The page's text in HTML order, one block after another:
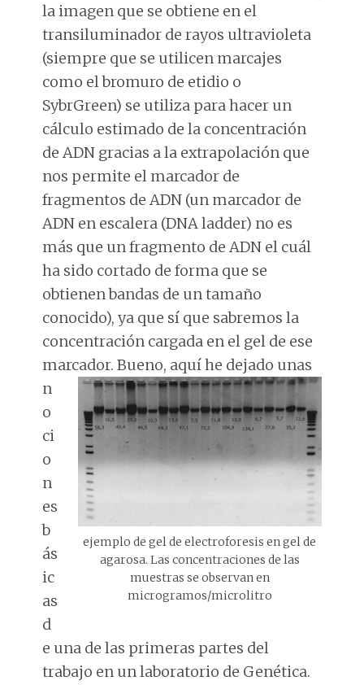
la imagen que se obtiene en el
transiluminador de rayos ultravioleta
(siempre que se utilicen marcajes
como el bromuro de etidio o
SybrGreen) se utiliza para hacer un
cálculo estimado de la concentración
de ADN gracias a la extrapolación que
nos permite el marcador de
fragmentos de ADN (un marcador de
ADN en escalera (DNA ladder) no es
más que un fragmento de ADN el cuál
ha sido cortado de forma que se
obtienen bandas de un tamaño
conocido), ya que sí que sabremos la
concentración cargada en el gel de ese
marcador.
ejemplo de gel de electroforesis en gel de
agarosa. Las concentraciones de las
muestras se observan en
microgramos/microlitro
Bueno, aquí he dejado unas
n
o
ci
o
n
es
b
ás
ic
as
d
e una de las primeras partes del
trabajo en un laboratorio de Genética.